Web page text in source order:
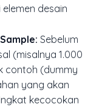
desain
Sebelum
(misalnya 1.000
contoh (dummy
yang akan
kecocokan